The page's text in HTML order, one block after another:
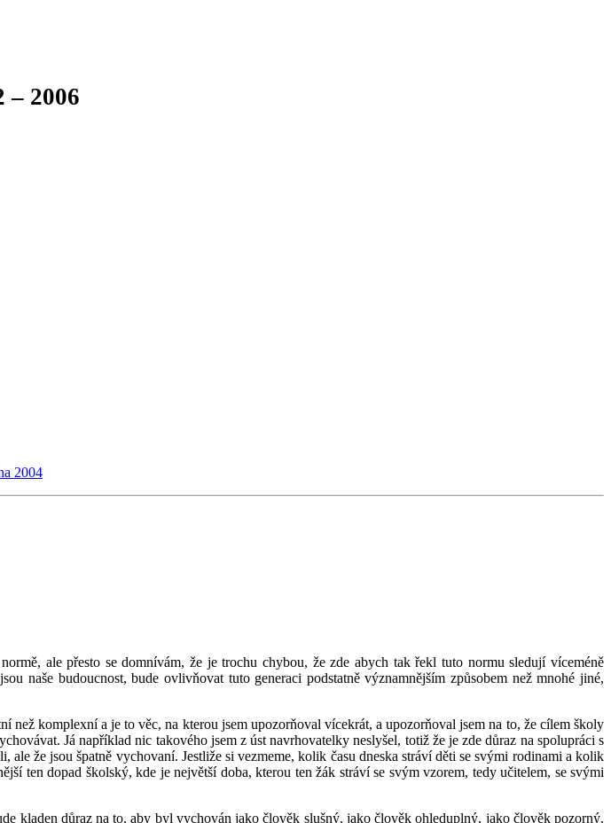
– 2006
2004
ale přesto se domnívám, že je trochu chybou, že zde abych tak řekl tuto normu sledují víceméně
naše budoucnost, bude ovlivňovat tuto generaci podstatně významnějším způsobem než mnohé jiné,
než komplexní a je to věc, na kterou jsem upozorňoval vícekrát, a upozorňoval jsem na to, že cílem školy
Já například nic takového jsem z úst navrhovatelky neslyšel, totiž že je zde důraz na spolupráci s
že jsou špatně vychovaní. Jestliže si vezmeme, kolik času dneska stráví děti se svými rodinami a kolik
ten dopad školský, kde je největší doba, kterou ten žák stráví se svým vzorem, tedy učitelem, se svými
kladen důraz na to, aby byl vychován jako člověk slušný, jako člověk ohleduplný, jako člověk pozorný.